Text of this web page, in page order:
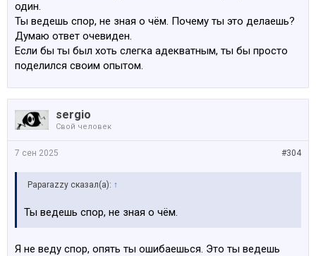
нужно сделать: я тебе чётко задал вопрос, на
который ты меня же и попросил ответить вместо
себя.
Такое впечатление, что я веду разговор с умственно
отсталым человеком. Зачем ты выставляешь себя
таким раз за разом? Не надоело?
один.
Ты ведешь спор, не зная о чём. Почему ты это делаешь?
Думаю ответ очевиден.
Если бы ты был хоть слегка адекватным, ты бы просто
поделился своим опытом.
sergio
Свой человек
#304
7 сен 2025
Paparazzy сказал(а): ↑
Ты ведешь спор, не зная о чём.
Я не веду спор, опять ты ошибаешься. Это ты ведешь